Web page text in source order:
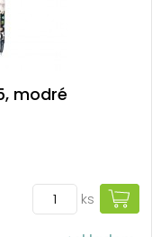
modré
ks